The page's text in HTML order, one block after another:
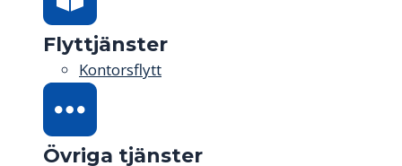
Flyttjänster
Kontorsflytt
Övriga tjänster